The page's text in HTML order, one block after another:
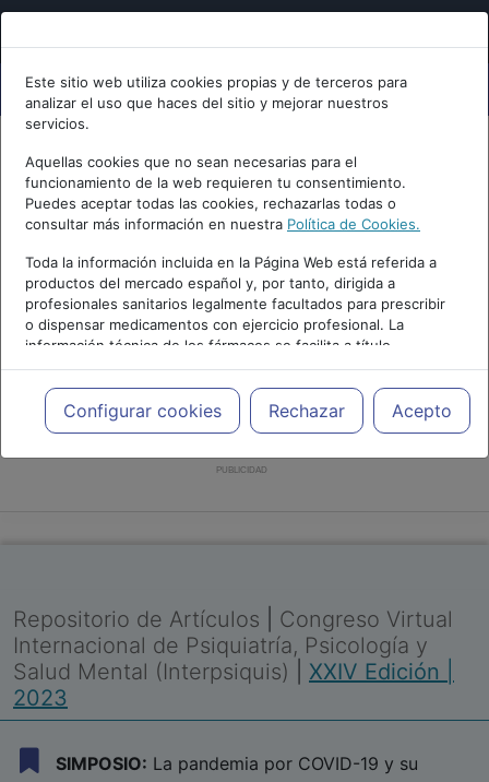
Este sitio web utiliza cookies propias y de terceros para
analizar el uso que haces del sitio y mejorar nuestros
servicios.
Aquellas cookies que no sean necesarias para el
funcionamiento de la web requieren tu consentimiento.
Puedes aceptar todas las cookies, rechazarlas todas o
consultar más información en nuestra Política de Cookies.
Toda la información incluida en la Página Web está referida a
productos del mercado español y, por tanto, dirigida a
profesionales sanitarios legalmente facultados para prescribir
o dispensar medicamentos con ejercicio profesional. La
información técnica de los fármacos se facilita a título
meramente informativo, siendo responsabilidad de los
profesionales facultados prescribir medicamentos y decidir, en
cada caso concreto, el tratamiento más adecuado a las
necesidades del paciente.
Configurar cookies Rechazar Acepto
PUBLICIDAD
Repositorio de Artículos
Congreso Virtual
Internacional de Psiquiatría, Psicología y
Salud Mental (Interpsiquis)
XXIV Edición |
2023
SIMPOSIO: La pandemia por COVID-19 y su